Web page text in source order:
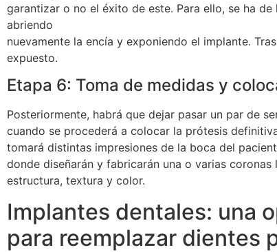
garantizar o no el éxito de este. Para ello, se ha
abriendo
nuevamente la encía y exponiendo el implante.
expuesto.
Etapa 6: Toma de medidas y
Posteriormente, habrá que dejar pasar un par de
cuando se procederá a colocar la prótesis
tomará distintas impresiones de la boca del
donde diseñarán y fabricarán una o varias
estructura, textura y color.
Implantes dentales: una
para reemplazar dientes